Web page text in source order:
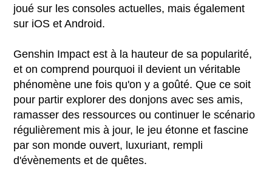
joué sur les consoles actuelles, mais également
sur iOS et Android.
Genshin Impact est à la hauteur de sa popularité,
et on comprend pourquoi il devient un véritable
phénomène une fois qu'on y a goûté. Que ce soit
pour partir explorer des donjons avec ses amis,
ramasser des ressources ou continuer le scénario
régulièrement mis à jour, le jeu étonne et fascine
par son monde ouvert, luxuriant, rempli
d'évènements et de quêtes.